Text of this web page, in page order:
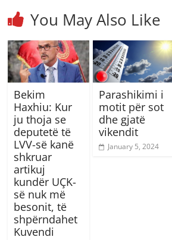
You May Also Like
Bekim
Haxhiu: Kur
ju thoja se
deputetë të
LVV-së kanë
shkruar
artikuj
kundër UÇK-
së nuk më
besonit, të
shpërndahet
Kuvendi
Parashikimi i
motit për sot
dhe gjatë
vikendit
January 5, 2024